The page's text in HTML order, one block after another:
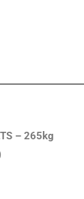
– 265kg